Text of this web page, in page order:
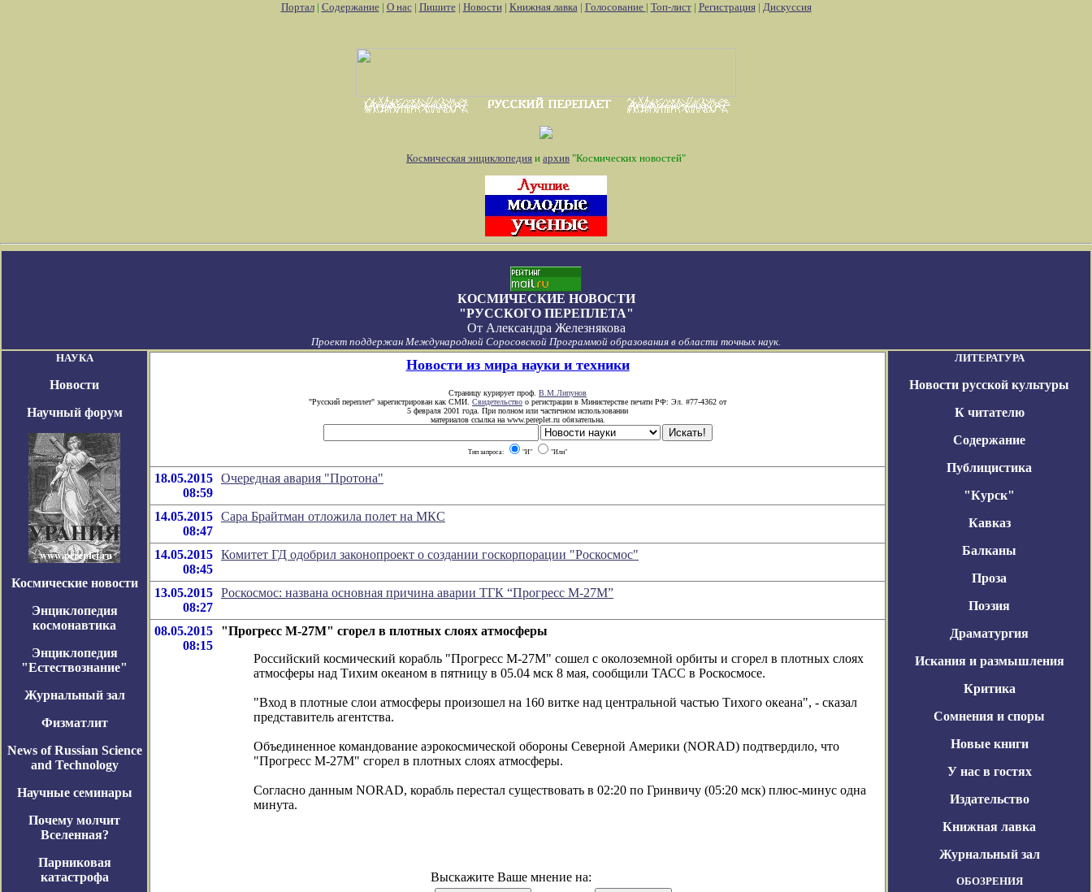
Портал| Содержание| О нас| Пишите| Новости| Книжная лавка| Голосование | Топ-лист| Регистрация| Дискуссия
Космическая энциклопедия и архив "Космических новостей"
КОСМИЧЕСКИЕ НОВОСТИ
"РУССКОГО ПЕРЕПЛЕТА"
От Александра Железнякова
Проект поддержан Международной Соросовской Программой образования в области точных наук.
НАУКА
Новости
Научный форум
Космические новости
Энциклопедия
космонавтика
Энциклопедия
"Естествознание"
Журнальный зал
Физматлит
News of Russian Science
and Technology
Научные семинары
Почему молчит
Вселенная?
Парниковая
катастрофа
Новости из мира науки и техники
Страницу курирует проф. В.М.Липунов
"Русский переплет" зарегистрирован как СМИ. Свидетельство о регистрации в Министерстве печати РФ: Эл. #77-4362 от
5 февраля 2001 года. При полном или частичном использовании
материалов ссылка на www.pereplet.ru обязательна.
Тип запроса: "И" "Или"
18.05.2015
08:59
Очередная авария "Протона"
14.05.2015
08:47
Сара Брайтман отложила полет на МКС
14.05.2015
08:45
Комитет ГД одобрил законопроект о создании госкорпорации "Роскосмос"
13.05.2015
08:27
Роскосмос: названа основная причина аварии ТГК “Прогресс М-27М”
08.05.2015
08:15
"Прогресс М-27М" сгорел в плотных слоях атмосферы
Российский космический корабль "Прогресс М-27М" сошел с околоземной орбиты и сгорел в плотных слоях
атмосферы над Тихим океаном в пятницу в 05.04 мск 8 мая, сообщили ТАСС в Роскосмосе.
"Вход в плотные слои атмосферы произошел на 160 витке над центральной частью Тихого океана", - сказал
представитель агентства.
Объединенное командование аэрокосмической обороны Северной Америки (NORAD) подтвердило, что
"Прогресс М-27М" сгорел в плотных слоях атмосферы.
Согласно данным NORAD, корабль перестал существовать в 02:20 по Гринвичу (05:20 мск) плюс-минус одна
минута.
Выскажите Ваше мнение на:
ЛИТЕРАТУРА
Новости русской культуры
К читателю
Содержание
Публицистика
"Курск"
Кавказ
Балканы
Проза
Поэзия
Драматургия
Искания и размышления
Критика
Сомнения и споры
Новые книги
У нас в гостях
Издательство
Книжная лавка
Журнальный зал
ОБОЗРЕНИЯ